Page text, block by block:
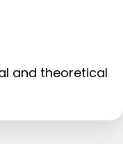
and theoretical